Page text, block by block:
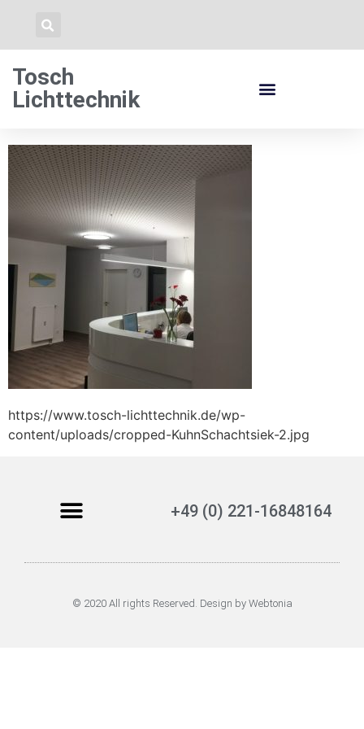
Tosch
Lichttechnik
https://www.tosch-lichttechnik.de/wp-
content/uploads/cropped-KuhnSchachtsiek-2.jpg
+49 (0) 221-16848164
© 2020 All rights Reserved. Design by Webtonia